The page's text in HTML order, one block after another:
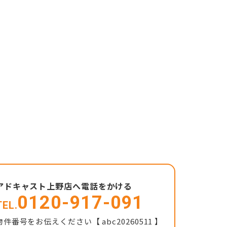
ドキャスト上野店へ電話をかける
0120-917-091
件番号をお伝えください【 abc20260511 】